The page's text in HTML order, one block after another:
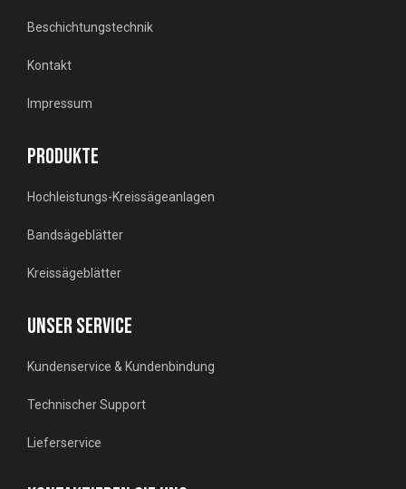
Beschichtungstechnik
Kontakt
Impressum
PRODUKTE
Hochleistungs-Kreissägeanlagen
Bandsägeblätter
Kreissägeblätter
UNSER SERVICE
Kundenservice & Kundenbindung
Technischer Support
Lieferservice